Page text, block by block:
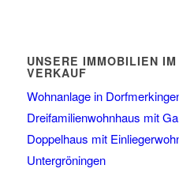
UNSERE IMMOBILIEN
VERKAUF
Wohnanlage in
Dreifamilienwohnhaus mit
Doppelhaus mit
Untergröningen